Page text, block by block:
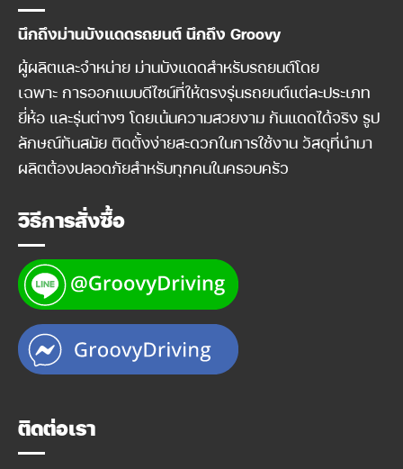
นึกถึงม่านบังแดดรถยนต์ นึกถึง Groovy
ผู้ผลิตและจำหน่าย ม่านบังแดดสำหรับรถยนต์โดย
เฉพาะ การออกแบบดีไซน์ที่ให้ตรงรุ่นรถยนต์แต่ละประเภท
ยี่ห้อ และรุ่นต่างๆ โดยเน้นความสวยงาม กันแดดได้จริง รูป
ลักษณ์ทันสมัย ติดตั้งง่ายสะดวกในการใช้งาน วัสดุที่นำมา
ผลิตต้องปลอดภัยสำหรับทุกคนในครอบครัว
วิธีการสั่งซื้อ
ติดต่อเรา